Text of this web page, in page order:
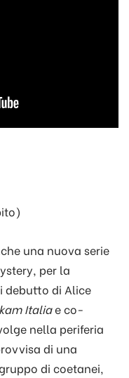
una nuova serie
per la
debutto di Alice
Italiae co-
nella periferia
di una
di coetanei,